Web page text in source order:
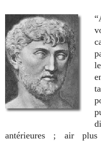
antérieures ; air